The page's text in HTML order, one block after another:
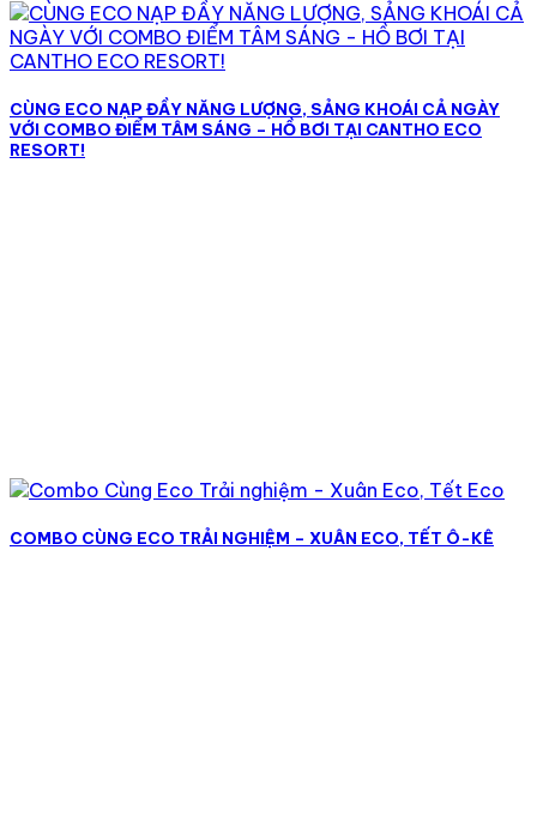
CÙNG ECO NẠP ĐẦY NĂNG LƯỢNG, SẢNG KHOÁI CẢ NGÀY
VỚI COMBO ĐIỂM TÂM SÁNG – HỒ BƠI TẠI CANTHO ECO
RESORT!
COMBO CÙNG ECO TRẢI NGHIỆM – XUÂN ECO, TẾT Ô-KÊ